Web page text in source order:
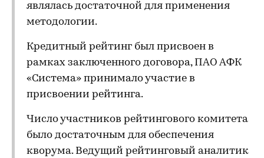
являлась достаточной для применения
методологии.
Кредитный рейтинг был присвоен в
рамках заключенного договора, ПАО АФК
«Система» принимало участие в
присвоении рейтинга.
Число участников рейтингового комитета
было достаточным для обеспечения
кворума. Ведущий рейтинговый аналитик